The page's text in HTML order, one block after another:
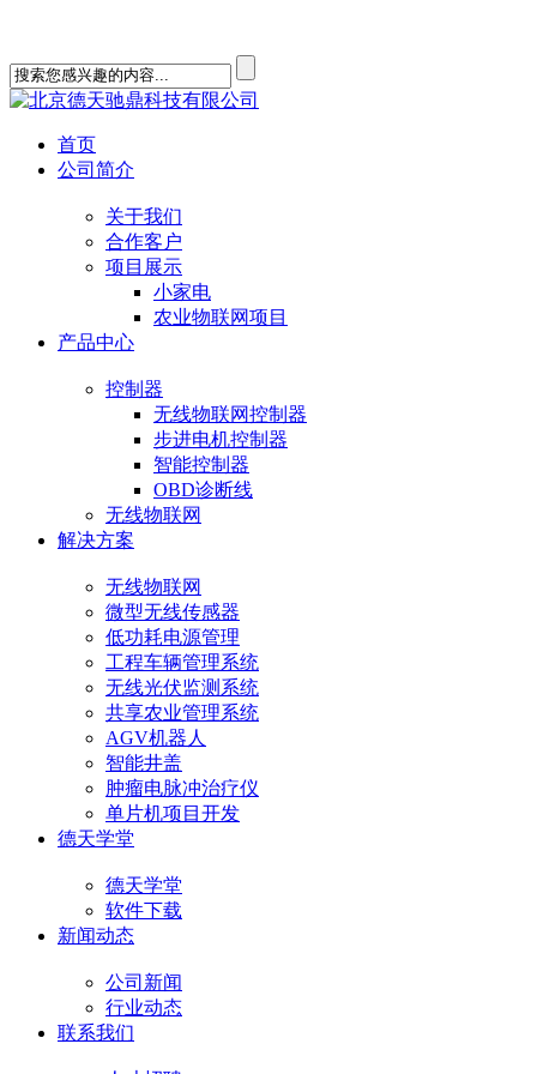
首页
公司简介
关于我们
合作客户
项目展示
小家电
农业物联网项目
产品中心
控制器
无线物联网控制器
步进电机控制器
智能控制器
OBD诊断线
无线物联网
解决方案
无线物联网
微型无线传感器
低功耗电源管理
工程车辆管理系统
无线光伏监测系统
共享农业管理系统
AGV机器人
智能井盖
肿瘤电脉冲治疗仪
单片机项目开发
德天学堂
德天学堂
软件下载
新闻动态
公司新闻
行业动态
联系我们